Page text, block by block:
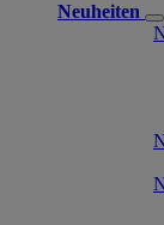
Neuheiten